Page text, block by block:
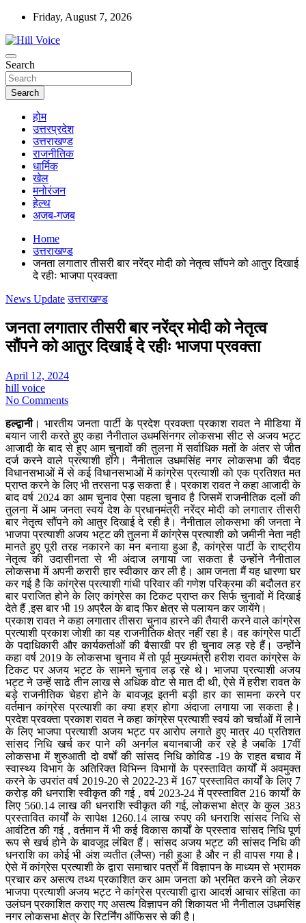
Skip
content
Friday, August 7, 2026
Hill Voice
न्यूज़ पोर्टल
Search
Search
होम
उत्तरप्रदेश
उत्तराखण्ड
राजनीतिक
धार्मिक
खेल
मनोरंजन
हेल्थ
अजब-गजब
Home
उत्तराखण्ड
जनता लगातार तीसरी बार नरेंद्र मोदी को नेतृत्व सौंपने को आतुर दिखाई
दे रहीः भाजपा प्रवक्ता
News Update उत्तराखण्ड
जनता लगातार तीसरी बार नरेंद्र मोदी को नेतृत्व
सौंपने को आतुर दिखाई दे रहीः भाजपा प्रवक्ता
April 12, 2024
hill voice
No Comments
हल्द्वानी। भारतीय जनता पार्टी के प्रदेश प्रवक्ता प्रकाश रावत ने मीडिया में
बयान जारी करते हुए कहा नैनीताल उधमसिंनगर लोकसभा सीट से अजय भट्ट
आजादी के बाद से हुए आम चुनावों की तुलना में सर्वाधिक मतों के अंतर से जीत
दर्ज करने वाले प्रत्याशी होंगे। नैनीताल उधमसिंह नगर लोकसभा की चैदह
विधानसभाओं में से कई विधानसभाओं में कांग्रेस प्रत्याशी को एक प्रतिशत मत
प्राप्त करने के लिए भी तरसना पड़ सकता है। प्रकाश रावत ने कहा आजादी के
बाद वर्ष 2024 का आम चुनाव ऐसा पहला चुनाव है जिसमें राजनीतिक दलों की
तुलना में आम जनता स्वयं देश के प्रधानमंत्री नरेंद्र मोदी को लगातार तीसरी
बार नेतृत्व सौंपने को आतुर दिखाई दे रही है। नैनीताल लोकसभा की जनता ने
भाजपा प्रत्याशी अजय भट्ट की तुलना में कांग्रेस प्रत्याशी को जमीनी नेता नही
मानते हुए पूरी तरह नकारने का मन बनाया हुआ है, कांग्रेस पार्टी के राष्ट्रीय
नेतृत्व की उदासीनता से भी अंदाज लगाया जा सकता है उन्होंने नैनीताल
लोकसभा में अपनी करारी हार स्वीकार कर ली है। आम जनता मैं यह धारणा घर
कर गई है कि कांग्रेस प्रत्याशी गांधी परिवार की गणेश परिक्रमा की बदौलत हर
बार पराजित होने के लिए कांग्रेस का टिकट प्राप्त कर सिर्फ चुनावों में दिखाई
देते हैं ,इस बार भी 19 अप्रैल के बाद फिर क्षेत्र से पलायन कर जायेंगे।
प्रकाश रावत ने कहा लगातार तीसरा चुनाव हारने की तैयारी करने वाले कांग्रेस
प्रत्याशी प्रकाश जोशी का यह राजनीतिक क्षेत्र नहीं रहा है। वह कांग्रेस पार्टी
के पदाधिकारी और कार्यकर्ताओं की बैसाखी पर ही चुनाव लड़ रहे हैं। उन्होंने
कहा वर्ष 2019 के लोकसभा चुनाव में तो पूर्व मुख्यमंत्री हरीश रावत कांग्रेस के
टिकट पर अजय भट्ट के सामने चुनाव लड़ रहे थे। भाजपा प्रत्याशी अजय
भट्ट ने उन्हें साढे तीन लाख से अधिक वोट से मात दी थी, ऐसे में हरीश रावत के
बड़े राजनीतिक चेहरा होने के बावजूद इतनी बड़ी हार का सामना करने पर
वर्तमान कांग्रेस प्रत्याशी का क्या हश्र होगा अंदाजा लगाया जा सकता है।
प्रदेश प्रवक्ता प्रकाश रावत ने कहा कांग्रेस प्रत्याशी स्वयं को चर्चाओं में लाने
के लिए भाजपा प्रत्याशी अजय भट्ट पर आरोप लगाते हुए मात्र 40 प्रतिशत
सांसद निधि खर्च कर पाने की अनर्गल बयानबाजी कर रहे है जबकि 17वीं
लोकसभा में शुरुआती दो वर्षों की सांसद निधि कोविड -19 के राहत बचाव में
स्वास्थ्य विभाग के अतिरिक्त विभिन्न विभागों के प्रस्तावित कार्यों में अवमुक्त
करने के उपरांत वर्ष 2019-20 से 2022-23 में 167 प्रस्तावित कार्यों के लिए 7
करोड़ की धनराशि स्वीकृत की गई , वर्ष 2023-24 में प्रस्तावित 216 कार्यों के
लिए 560.14 लाख की धनराशि स्वीकृत की गई, लोकसभा क्षेत्र के कुल 383
प्रस्तावित कार्यों के सापेक्ष 1260.14 लाख रुपए की धनराशि सांसद निधि से
आवंटित की गई , वर्तमान में भी कई विकास कार्यों के प्रस्ताव सांसद निधि पूर्ण
रूप से खर्च होने के बावजूद लंबित हैं। सांसद अजय भट्ट की सांसद निधि की
धनराशि का कोई भी अंश व्यतीत (लैप्स) नही हुआ है और न ही वापस गया है।
ऐसे में कांग्रेस प्रत्याशी के द्वारा समाचार पत्रों में विज्ञापन के माध्यम से भ्रामक
प्रचार कर असत्य तथ्य प्रकाशित कर आम जनता को भ्रमित करने को लेकर
भाजपा प्रत्याशी अजय भट्ट ने कांग्रेस प्रत्याशी द्वारा आदर्श आचार संहिता का
उलंघन प्रकाशित कराए गए असत्य विज्ञापन की शिकायत भी नैनीताल उधमसिंह
नगर लोकसभा क्षेत्र के रिटर्निंग ऑफिसर से की है।